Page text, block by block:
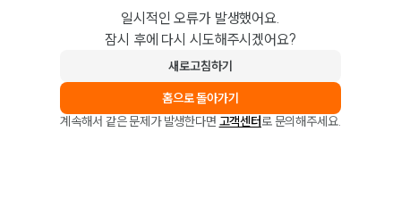
일시적인 오류가 발생했어요.
잠시 후에 다시 시도해주시겠어요?
새로고침하기
홈으로 돌아가기
계속해서 같은 문제가 발생한다면 고객센터로 문의해주세요.